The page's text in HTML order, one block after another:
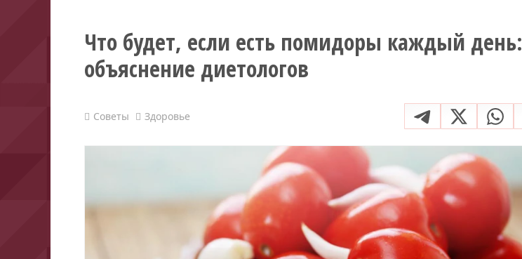
Что будет, если есть помидоры каждый день:
объяснение диетологов
Советы Здоровье